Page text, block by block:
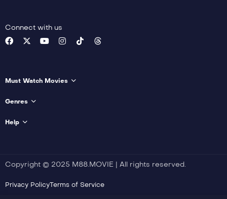
Connect with us
Must Watch Movies
Genres
Help
Copyright © 2025 M88.MOVIE | All rights reserved.
Privacy PolicyTerms of Service